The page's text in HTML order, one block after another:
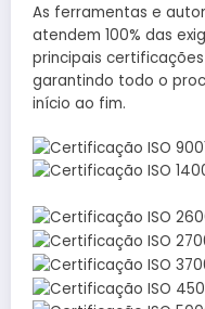
As ferramentas e
atendem 100% das
principais certificações
garantindo todo o
início ao fim.